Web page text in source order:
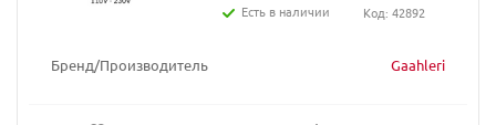
Бренд/Производитель Gaahleri
Есть в наличии
Код: 42892